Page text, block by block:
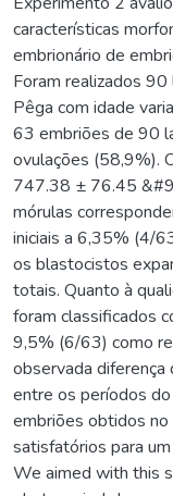
características
embrionário de
Foram realizados
Pêga com idade
63 embriões de 90
ovulações (58,9%).
747.38 ± 76.45
mórulas
iniciais a 6,35% (4/
os blastocistos
totais. Quanto à
foram classificados
9,5% (6/63) como
observada diferença
entre os períodos
embriões obtidos
satisfatórios para
We aimed with this